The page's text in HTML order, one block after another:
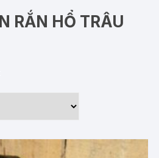
RẮN HỔ TRÂU